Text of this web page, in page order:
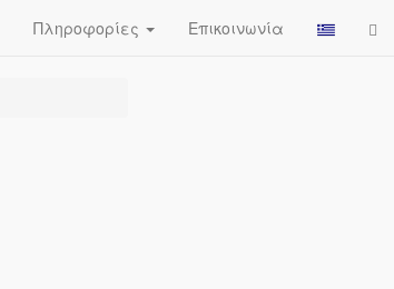
Πληροφορίες Επικοινωνία